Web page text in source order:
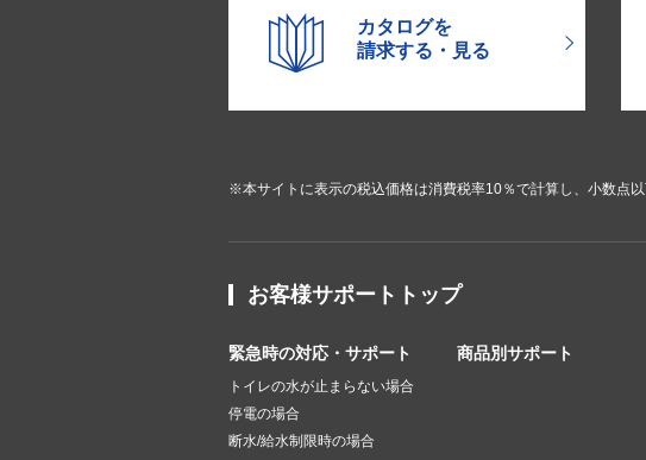
カタログを
請求する・見る
※本サイトに表示の税込価格は消費税率10％で計算し、小数点以
お客様サポートトップ
緊急時の対応・サポート
トイレの水が止まらない場合
停電の場合
断水/給水制限時の場合
商品別サポート